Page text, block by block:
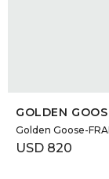
GOLDEN
Golden Goose-
USD 820